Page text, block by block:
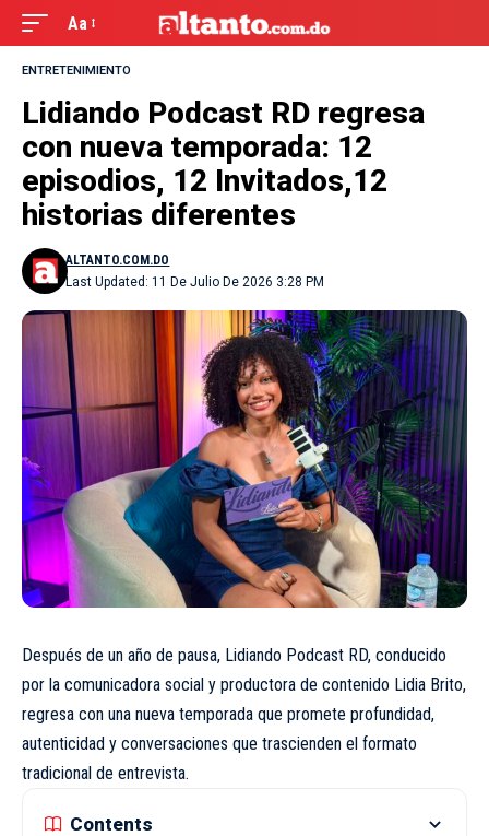
Aa
ENTRETENIMIENTO
Lidiando Podcast RD regresa
con nueva temporada: 12
episodios, 12 Invitados,12
historias diferentes
Last Updated: 11 De Julio De 2026 3:28 PM
ALTANTO.COM.DO
Después de un año de pausa, Lidiando Podcast RD, conducido
por la comunicadora social y productora de contenido Lidia Brito,
regresa con una nueva temporada que promete profundidad,
autenticidad y conversaciones que trascienden el formato
tradicional de entrevista.
Contents